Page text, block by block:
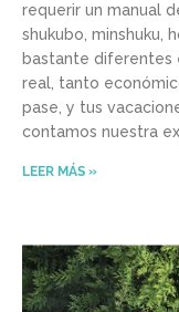
requerir un manual
shukubo, minshuku,
bastante diferentes
real, tanto
pase, y tus
contamos nuestra
LEER MÁS »